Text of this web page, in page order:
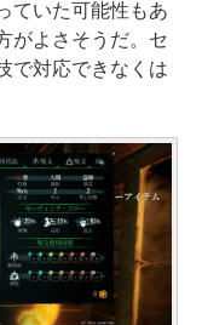
ていた可能性もあ
がよさそうだ。セ
で対応できなくは